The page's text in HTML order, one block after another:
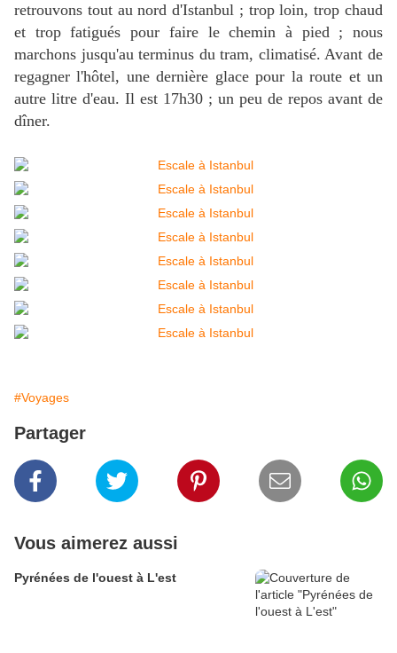
retrouvons tout au nord d'Istanbul ; trop loin, trop chaud
et trop fatigués pour faire le chemin à pied ; nous
marchons jusqu'au terminus du tram, climatisé. Avant de
regagner l'hôtel, une dernière glace pour la route et un
autre litre d'eau. Il est 17h30 ; un peu de repos avant de
dîner.
#Voyages
Partager
Vous aimerez aussi
Pyrénées de l'ouest à L'est